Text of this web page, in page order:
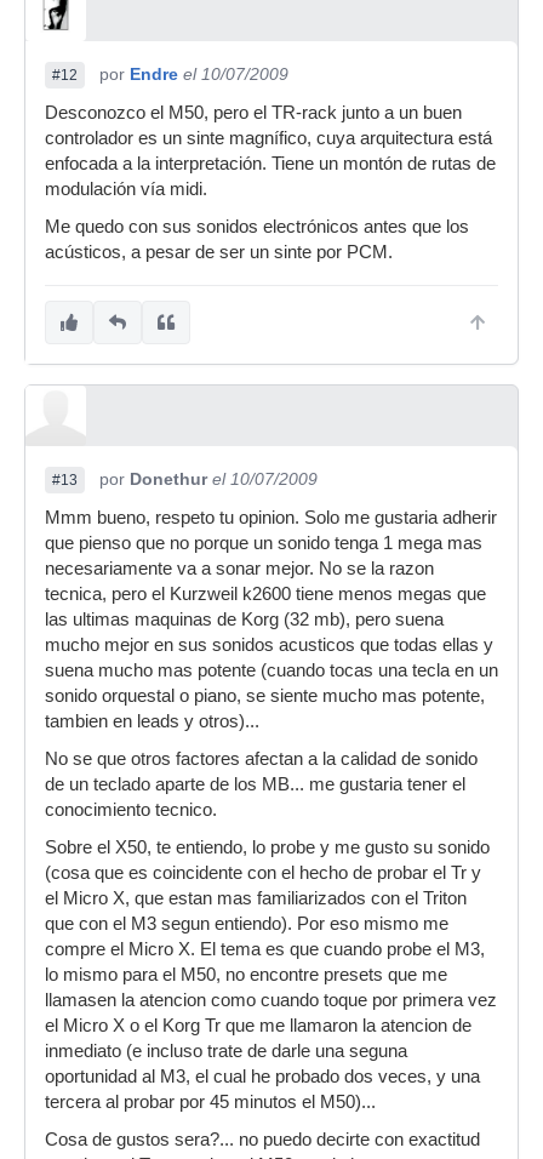
#12 por Endre el 10/07/2009
Desconozco el M50, pero el TR-rack junto a un buen
controlador es un sinte magnífico, cuya arquitectura está
enfocada a la interpretación. Tiene un montón de rutas de
modulación vía midi.
Me quedo con sus sonidos electrónicos antes que los
acústicos, a pesar de ser un sinte por PCM.
#13 por Donethur el 10/07/2009
Mmm bueno, respeto tu opinion. Solo me gustaria adherir
que pienso que no porque un sonido tenga 1 mega mas
necesariamente va a sonar mejor. No se la razon
tecnica, pero el Kurzweil k2600 tiene menos megas que
las ultimas maquinas de Korg (32 mb), pero suena
mucho mejor en sus sonidos acusticos que todas ellas y
suena mucho mas potente (cuando tocas una tecla en un
sonido orquestal o piano, se siente mucho mas potente,
tambien en leads y otros)...
No se que otros factores afectan a la calidad de sonido
de un teclado aparte de los MB... me gustaria tener el
conocimiento tecnico.
Sobre el X50, te entiendo, lo probe y me gusto su sonido
(cosa que es coincidente con el hecho de probar el Tr y
el Micro X, que estan mas familiarizados con el Triton
que con el M3 segun entiendo). Por eso mismo me
compre el Micro X. El tema es que cuando probe el M3,
lo mismo para el M50, no encontre presets que me
llamasen la atencion como cuando toque por primera vez
el Micro X o el Korg Tr que me llamaron la atencion de
inmediato (e incluso trate de darle una seguna
oportunidad al M3, el cual he probado dos veces, y una
tercera al probar por 45 minutos el M50)...
Cosa de gustos sera?... no puedo decirte con exactitud